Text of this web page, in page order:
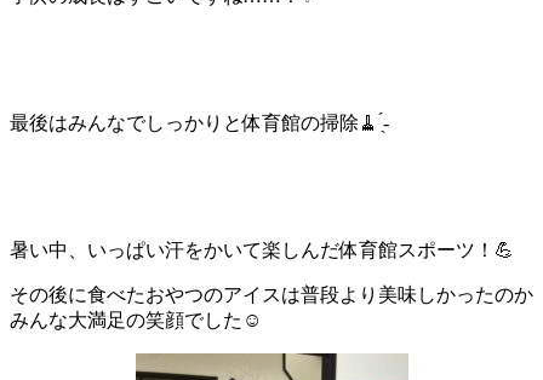
最後はみんなでしっかりと体育館の掃除🧹 ̖́-
暑い中、いっぱい汗をかいて楽しんだ体育館スポーツ！💪
その後に食べたおやつのアイスは普段より美味しかったのか
みんな大満足の笑顔でした☺️